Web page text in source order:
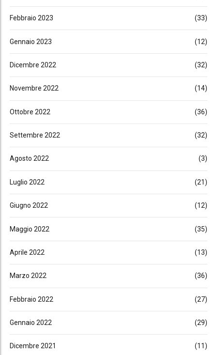
Febbraio 2023 (33)
Gennaio 2023 (12)
Dicembre 2022 (32)
Novembre 2022 (14)
Ottobre 2022 (36)
Settembre 2022 (32)
Agosto 2022 (3)
Luglio 2022 (21)
Giugno 2022 (12)
Maggio 2022 (35)
Aprile 2022 (13)
Marzo 2022 (36)
Febbraio 2022 (27)
Gennaio 2022 (29)
Dicembre 2021 (11)